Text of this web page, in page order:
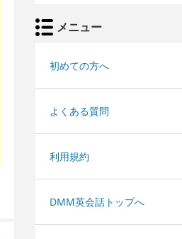
メニュー
初めての方へ
よくある質問
利用規約
DMM英会話トップへ